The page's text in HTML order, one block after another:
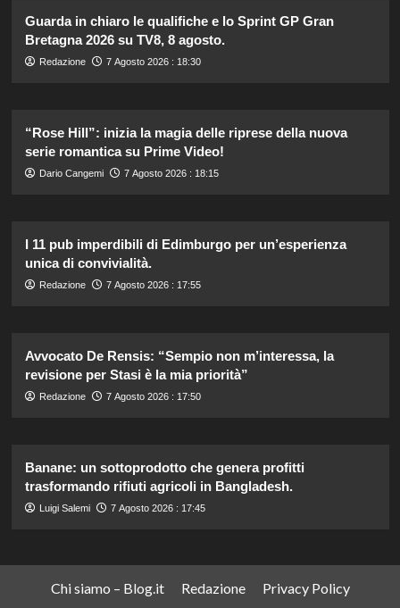
Guarda in chiaro le qualifiche e lo Sprint GP Gran
Bretagna 2026 su TV8, 8 agosto.
Redazione 7 Agosto 2026 : 18:30
“Rose Hill”: inizia la magia delle riprese della nuova
serie romantica su Prime Video!
Dario Cangemi 7 Agosto 2026 : 18:15
I 11 pub imperdibili di Edimburgo per un’esperienza
unica di convivialità.
Redazione 7 Agosto 2026 : 17:55
Avvocato De Rensis: “Sempio non m’interessa, la
revisione per Stasi è la mia priorità”
Redazione 7 Agosto 2026 : 17:50
Banane: un sottoprodotto che genera profitti
trasformando rifiuti agricoli in Bangladesh.
Luigi Salemi 7 Agosto 2026 : 17:45
Chi siamo – Blog.it Redazione Privacy Policy